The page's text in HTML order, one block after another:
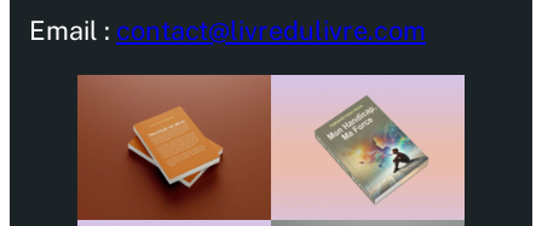
Email : contact@livredulivre.com